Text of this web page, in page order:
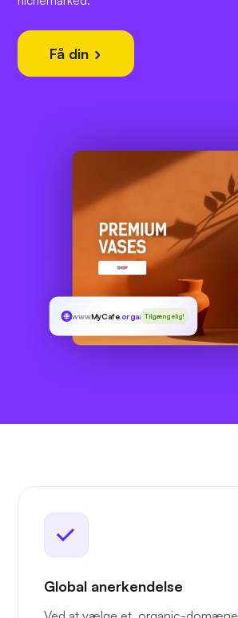
Få din
wwwMyCafe.organicTilgængelig!
Global anerkendelse